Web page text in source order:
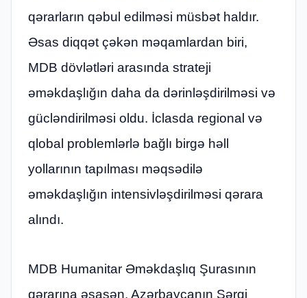
qərarların qəbul edilməsi müsbət haldır.
Əsas diqqət çəkən məqamlardan biri,
MDB dövlətləri arasında strateji
əməkdaşlığın daha da dərinləşdirilməsi və
gücləndirilməsi oldu. İclasda regional və
qlobal problemlərlə bağlı birgə həll
yollarının tapılması məqsədilə
əməkdaşlığın intensivləşdirilməsi qərara
alındı.
MDB Humanitar Əməkdaşlıq Şurasının
qərarına əsasən, Azərbaycanın Şərqi